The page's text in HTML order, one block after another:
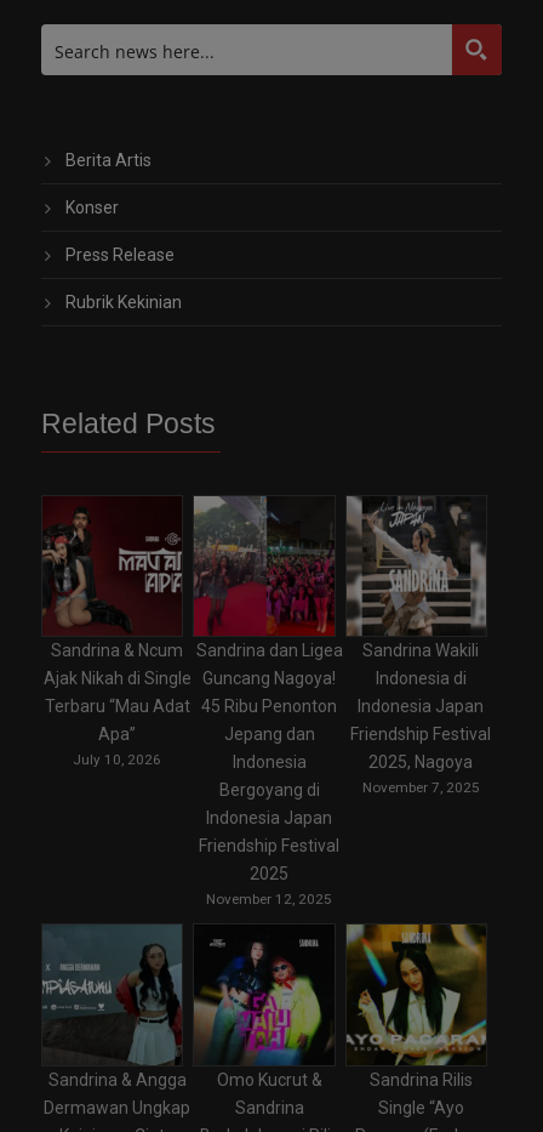
Berita Artis
Konser
Press Release
Rubrik Kekinian
Related Posts
Sandrina & Ncum
Ajak Nikah di Single
Terbaru “Mau Adat
Apa”
July 10, 2026
Sandrina dan Ligea
Guncang Nagoya!
45 Ribu Penonton
Jepang dan
Indonesia
Bergoyang di
Indonesia Japan
Friendship Festival
2025
November 12, 2025
Sandrina Wakili
Indonesia di
Indonesia Japan
Friendship Festival
2025, Nagoya
November 7, 2025
Sandrina & Angga
Dermawan Ungkap
Omo Kucrut &
Sandrina
Sandrina Rilis
Single “Ayo